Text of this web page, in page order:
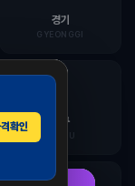
경기
GYEONGGI
🍎
대구
확인